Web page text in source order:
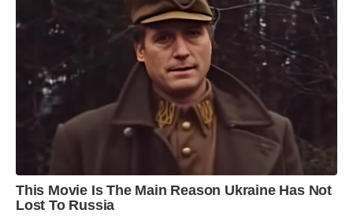
Barão de Cocais: José Apolinário dos Santos
Filho (diácono permanente, exemplar em fé e
serviço social)
Bela Vista de Minas: Geraldo de Souza Filho
(empresário lojista, referência no comércio
Bom Jesus do Amparo
: Hernane Moreira
Duarte Santos (empresário e atuante em
This Movie Is The Main Reason Ukraine Has Not
Lost To Russia